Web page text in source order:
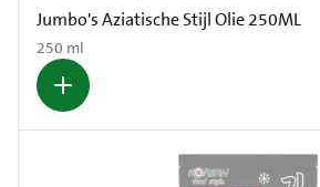
Jumbo's Aziatische Stijl Olie 250ML
250 ml